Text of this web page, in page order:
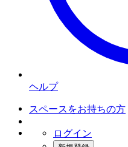
ヘルプ
スペースをお持ちの方
ログイン